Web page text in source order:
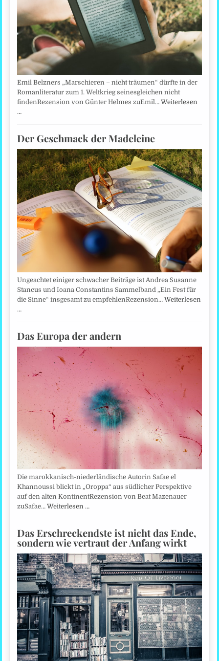
Emil Belzners „Marschieren – nicht träumen“ dürfte in der
Romanliteratur zum 1. Weltkrieg seinesgleichen nicht
findenRezension von Günter Helmes zuEmil…Weiterlesen
…
Der Geschmack der Madeleine
Ungeachtet einiger schwacher Beiträge ist Andrea Susanne
Stancus und Ioana Constantins Sammelband „Ein Fest für
die Sinne“ insgesamt zu empfehlenRezension…Weiterlesen
…
Das Europa der andern
Die marokkanisch-niederländische Autorin Safae el
Khannoussi blickt in „Oroppa“ aus südlicher Perspektive
auf den alten KontinentRezension von Beat Mazenauer
zuSafae…Weiterlesen …
Das Erschreckendste ist nicht das Ende,
sondern wie vertraut der Anfang wirkt